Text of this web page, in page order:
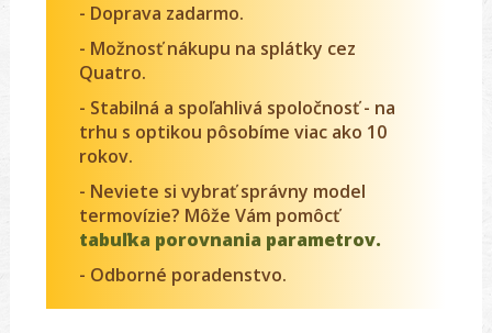
- Doprava zadarmo.
- Možnosť nákupu na splátky cez
Quatro.
- Stabilná a spoľahlivá spoločnosť - na
trhu s optikou pôsobíme viac ako 10
rokov.
- Neviete si vybrať správny model
termovízie? Môže Vám pomôcť
tabuľka porovnania parametrov.
- Odborné poradenstvo.